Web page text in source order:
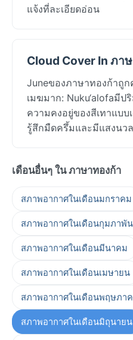
แจ้งที่ละเอียดอ่อน
Cloud Cover In ภา
Juneของภาษาทองก้าถู
เมฆมาก: Nuku‘alofaมีป
ความคงอยู่ของสีเทาแบบ
รู้สึกมืดครึ้มและมีแสงนว
เดือนอื่นๆ ใน ภาษาทองก้า
สภาพอากาศในเดือนมกราคม
สภาพอากาศในเดือนกุมภาพั
สภาพอากาศในเดือนมีนาคม
สภาพอากาศในเดือนเมษายน
สภาพอากาศในเดือนพฤษภา
สภาพอากาศในเดือนมิถุนายน